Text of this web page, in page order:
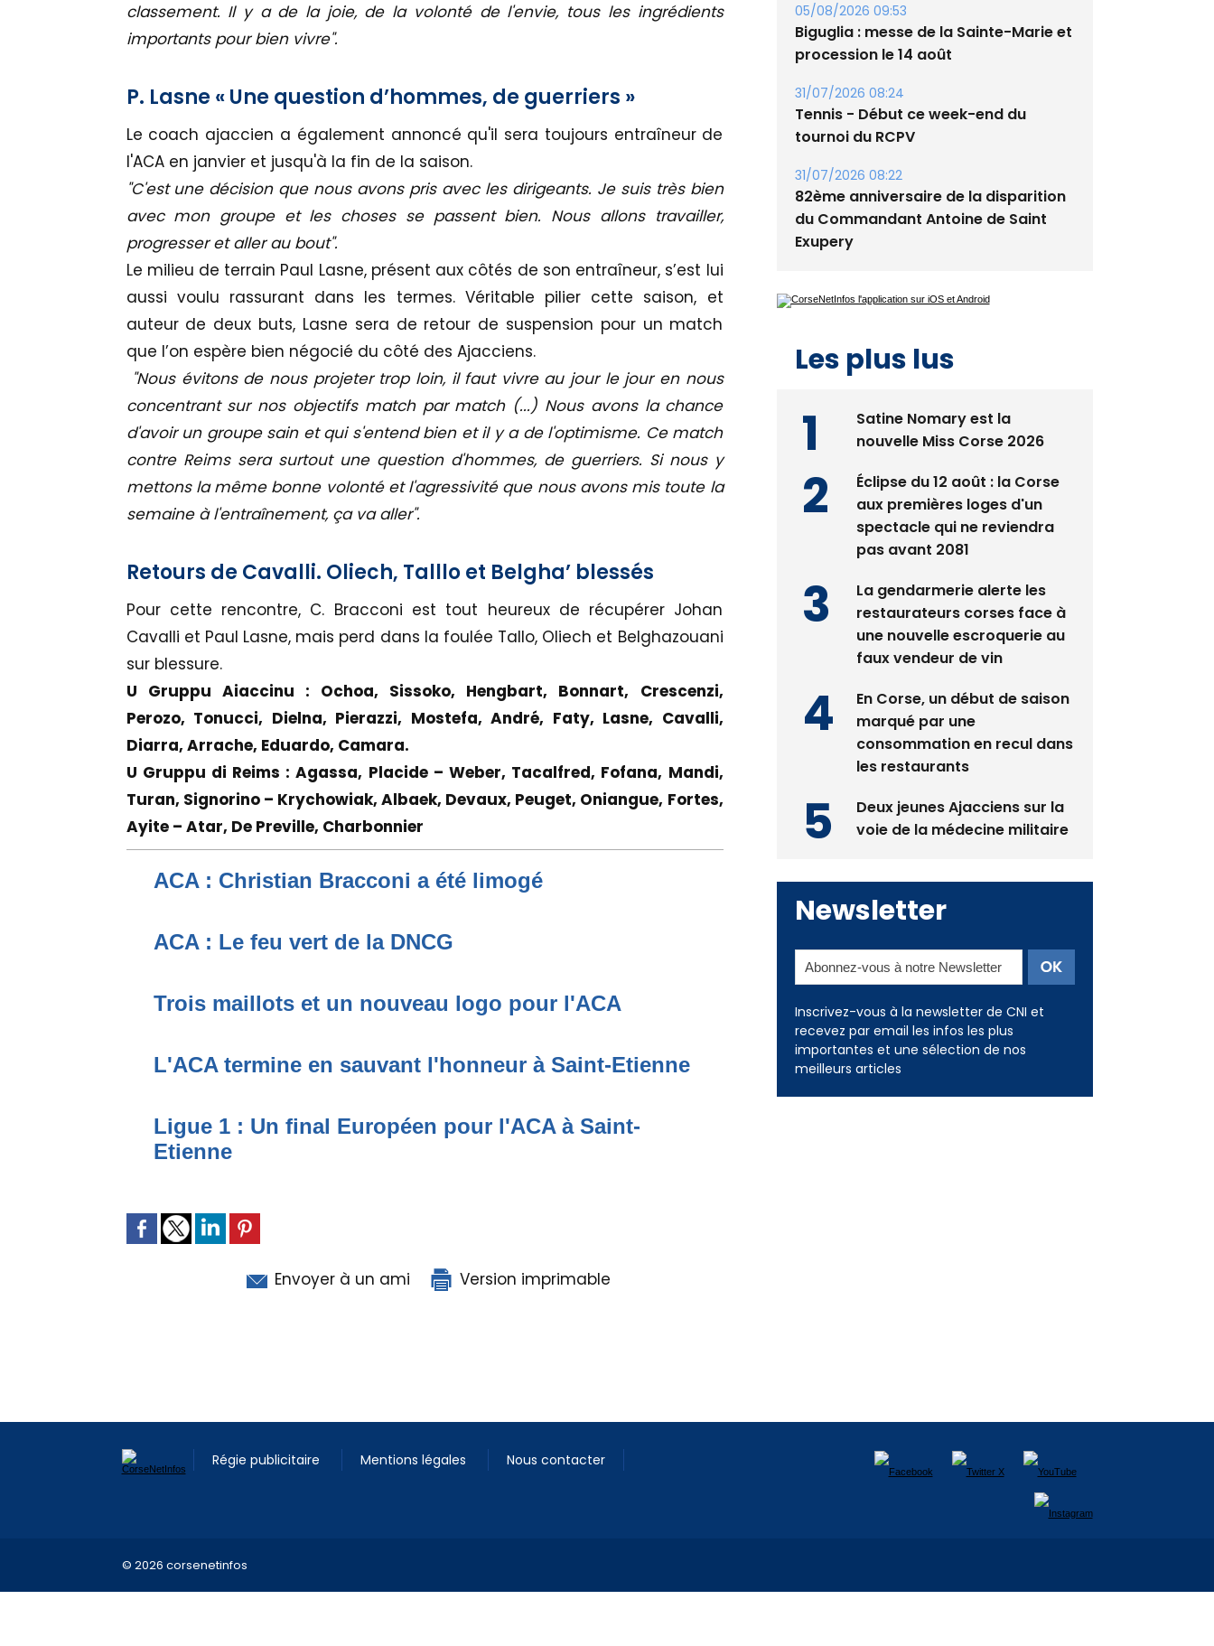
classement. Il y a de la joie, de la volonté de l'envie, tous les ingrédients
importants pour bien vivre".
P. Lasne « Une question d’hommes, de guerriers »
Le coach ajaccien a également annoncé qu'il sera toujours entraîneur de
l'ACA en janvier et jusqu'à la fin de la saison.
"C'est une décision que nous avons pris avec les dirigeants. Je suis très bien
avec mon groupe et les choses se passent bien. Nous allons travailler,
progresser et aller au bout".
Le milieu de terrain Paul Lasne, présent aux côtés de son entraîneur, s’est lui
aussi voulu rassurant dans les termes. Véritable pilier cette saison, et
auteur de deux buts, Lasne sera de retour de suspension pour un match
que l’on espère bien négocié du côté des Ajacciens.
"Nous évitons de nous projeter trop loin, il faut vivre au jour le jour en nous
concentrant sur nos objectifs match par match (...) Nous avons la chance
d'avoir un groupe sain et qui s'entend bien et il y a de l'optimisme. Ce match
contre Reims sera surtout une question d'hommes, de guerriers. Si nous y
mettons la même bonne volonté et l'agressivité que nous avons mis toute la
semaine à l'entraînement, ça va aller".
Retours de Cavalli. Oliech, Talllo et Belgha’ blessés
Pour cette rencontre, C. Bracconi est tout heureux de récupérer Johan
Cavalli et Paul Lasne, mais perd dans la foulée Tallo, Oliech et Belghazouani
sur blessure.
U Gruppu Aiaccinu : Ochoa, Sissoko, Hengbart, Bonnart, Crescenzi,
Perozo, Tonucci, Dielna, Pierazzi, Mostefa, André, Faty, Lasne, Cavalli,
Diarra, Arrache, Eduardo, Camara.
U Gruppu di Reims : Agassa, Placide – Weber, Tacalfred, Fofana, Mandi,
Turan, Signorino – Krychowiak, Albaek, Devaux, Peuget, Oniangue, Fortes,
Ayite – Atar, De Preville, Charbonnier
ACA : Christian Bracconi a été limogé
ACA : Le feu vert de la DNCG
Trois maillots et un nouveau logo pour l'ACA
L'ACA termine en sauvant l'honneur à Saint-Etienne
Ligue 1 : Un final Européen pour l'ACA à Saint-
Etienne
Envoyer à un ami Version imprimable
05/08/2026 09:53
Biguglia : messe de la Sainte-Marie et
procession le 14 août
31/07/2026 08:24
Tennis - Début ce week-end du
tournoi du RCPV
31/07/2026 08:22
82ème anniversaire de la disparition
du Commandant Antoine de Saint
Exupery
Les plus lus
Satine Nomary est la
nouvelle Miss Corse 2026
Éclipse du 12 août : la Corse
aux premières loges d'un
spectacle qui ne reviendra
pas avant 2081
La gendarmerie alerte les
restaurateurs corses face à
une nouvelle escroquerie au
faux vendeur de vin
En Corse, un début de saison
marqué par une
consommation en recul dans
les restaurants
Deux jeunes Ajacciens sur la
voie de la médecine militaire
Newsletter
Inscrivez-vous à la newsletter de CNI et
recevez par email les infos les plus
importantes et une sélection de nos
meilleurs articles
Régie publicitaire Mentions légales Nous contacter
© 2026 corsenetinfos